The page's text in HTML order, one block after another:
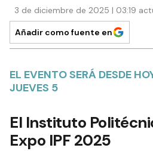
3 de diciembre de 2025 | 03:19
Añadir como fuente en
EL EVENTO SERÁ DESDE
JUEVES 5
El Instituto
Expo IPF 2025